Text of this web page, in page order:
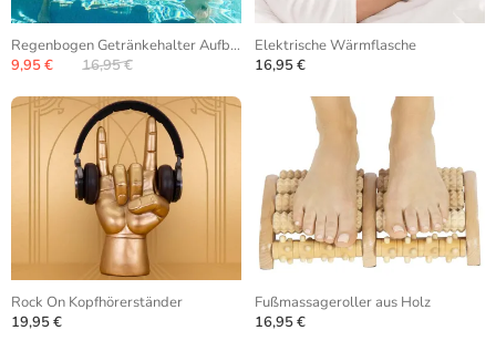
Regenbogen Getränkehalter Aufblasbar
9,95 €
16,95 €
Elektrische Wärmflasche
16,95 €
Rock On Kopfhörerständer
19,95 €
Fußmassageroller aus Holz
16,95 €